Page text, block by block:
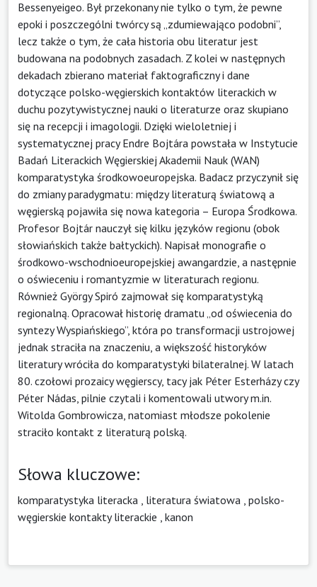
Bessenyeigeo. Był przekonany nie tylko o tym, że pewne
epoki i poszczególni twórcy są „zdumiewająco podobni”,
lecz także o tym, że cała historia obu literatur jest
budowana na podobnych zasadach. Z kolei w następnych
dekadach zbierano materiał faktograficzny i dane
dotyczące polsko-węgierskich kontaktów literackich w
duchu pozytywistycznej nauki o literaturze oraz skupiano
się na recepcji i imagologii. Dzięki wieloletniej i
systematycznej pracy Endre Bojtára powstała w Instytucie
Badań Literackich Węgierskiej Akademii Nauk (WAN)
komparatystyka środkowoeuropejska. Badacz przyczynił się
do zmiany paradygmatu: między literaturą światową a
węgierską pojawiła się nowa kategoria – Europa Środkowa.
Profesor Bojtár nauczył się kilku języków regionu (obok
słowiańskich także bałtyckich). Napisał monografie o
środkowo-wschodnioeuropejskiej awangardzie, a następnie
o oświeceniu i romantyzmie w literaturach regionu.
Również György Spiró zajmował się komparatystyką
regionalną. Opracował historię dramatu „od oświecenia do
syntezy Wyspiańskiego”, która po transformacji ustrojowej
jednak straciła na znaczeniu, a większość historyków
literatury wróciła do komparatystyki bilateralnej. W latach
80. czołowi prozaicy węgierscy, tacy jak Péter Esterházy czy
Péter Nádas, pilnie czytali i komentowali utwory m.in.
Witolda Gombrowicza, natomiast młodsze pokolenie
straciło kontakt z literaturą polską.
Słowa kluczowe:
komparatystyka literacka literatura światowa polsko-
węgierskie kontakty literackie kanon